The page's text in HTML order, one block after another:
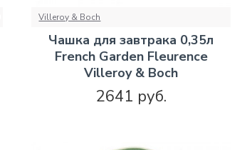
Villeroy & Boch
Чашка для завтрака 0,35л
French Garden Fleurence
Villeroy & Boch
2641 руб.